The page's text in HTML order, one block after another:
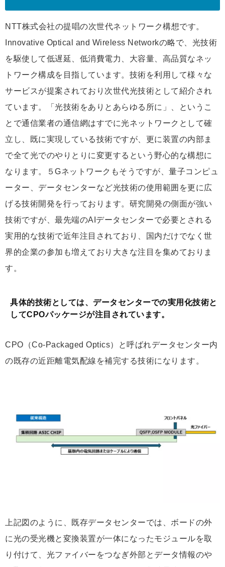
NTT株式会社の提唱の次世代ネットワーク構想です。
Innovative Optical and Wireless Networkの略で、光技術
を駆使して低遅延、低消費電力、大容量、高品質なネッ
トワーク構成を目指しています。技術を利用して様々な
サービスが提案されており次世代光技術として紹介され
ています。「光技術をありとあらゆる所に」、というこ
とで通信業者の通信網はすでに光ネットワークとして確
立し、既に実現している技術ですが、更に装置の内部ま
で全て光でのやりとりに変更するという野心的な構想に
なります。５Gネットワークもそうですが、量子コンピュ
ーター、データセンターなど光技術の使用範囲を更に広
げる技術開発を行っております。研究開発の側面が強い
技術ですが、最先端のAIデータセンターで必要とされる
実用的な技術で近年注目されており、国内だけでなく世
界的企業の参加も増えており大きな注目を集めておりま
す。
具体的技術としては、データセンターでの実用化技術と
してCPOパッケージが注目されています。
CPO（Co-Packaged Optics）と呼ばれデータセンター内
の既存の近距離電気配線を補完する技術になります。
上記図のように、既存データセンターでは、ボードの外
に光の受光機と変換装置が一体になったモジュールを取
り付けて、光ファイバーをつなぎ外部とデータ情報のや